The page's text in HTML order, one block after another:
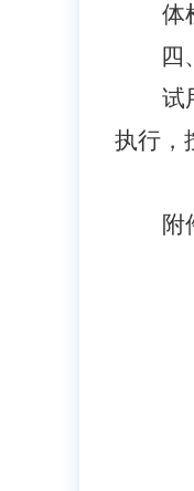
体
四
试
执行，
附